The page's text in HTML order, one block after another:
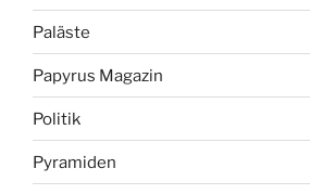
Paläste
Papyrus Magazin
Politik
Pyramiden